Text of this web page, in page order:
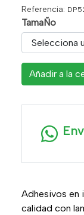
Referencia:
TamaÑo
Añadir a la
Adhesivos en
calidad con